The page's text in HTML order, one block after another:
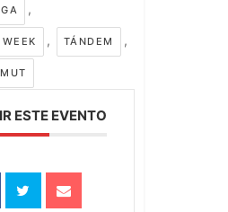
,
, TÁNDEM ,
ESTE EVENTO